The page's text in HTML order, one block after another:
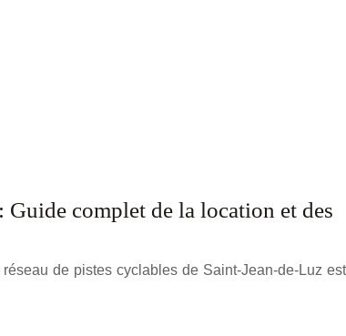
complet de la location et des
de pistes cyclables de Saint-Jean-de-Luz est